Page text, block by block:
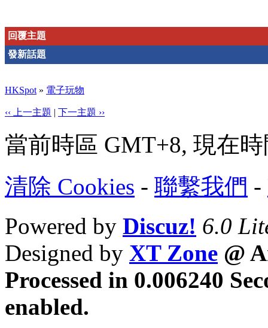
回覆主題
發新話題
HKSpot » 電子玩物
‹‹ 上一主題 | 下一主題 ››
當前時區 GMT+8, 現在
清除 Cookies - 聯繫我們 -
Powered by Discuz! 6.0
Designed by XT Zone @
Processed in 0.006240
enabled.